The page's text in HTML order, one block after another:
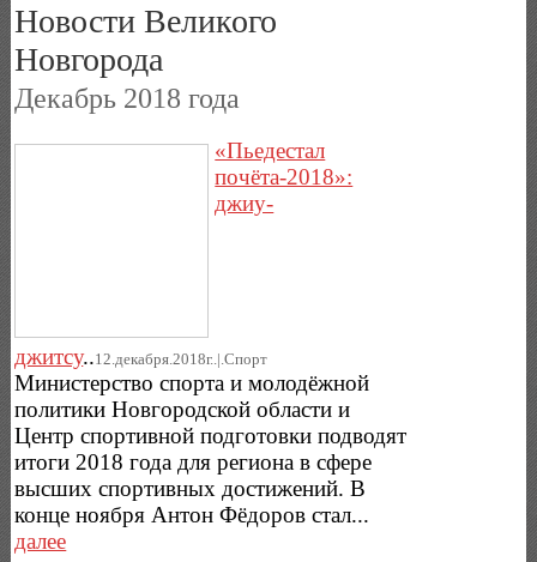
Новости Великого
Новгорода
Декабрь 2018 года
«Пьедестал
почёта-2018»:
джиу-
джитсу..12.декабря.2018г..|.Спорт
Министерство спорта и молодёжной
политики Новгородской области и
Центр спортивной подготовки подводят
итоги 2018 года для региона в сфере
высших спортивных достижений. В
конце ноября Антон Фёдоров стал...
далее